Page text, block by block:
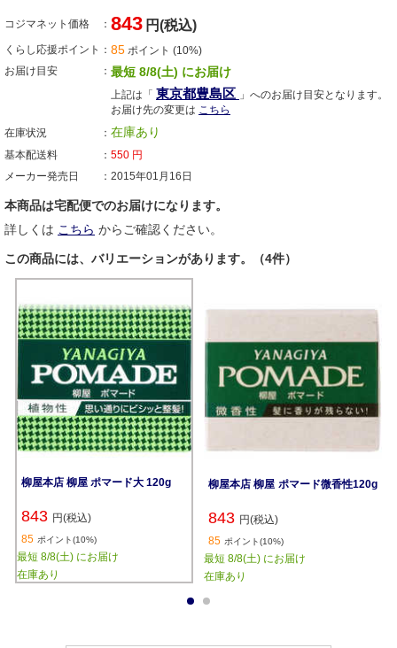
コジマネット価格 843 円(税込)
くらし応援ポイント 85 ポイント (10%)
お届け目安
最短 8/8(土) にお届け
上記は「 東京都豊島区 」へのお届け目安となります。
お届け先の変更は こちら
在庫状況
在庫あり
基本配送料 550 円
メーカー発売日
2015年01月16日
本商品は宅配便でのお届けになります。
詳しくは こちら からご確認ください。
この商品には、バリエーションがあります。（4件）
柳屋本店 柳屋 ポマード大 120g
843 円(税込)
85 ポイント(10%)
最短 8/8(土) にお届け
在庫あり
柳屋本店 柳屋 ポマード微香性120g
843 円(税込)
85 ポイント(10%)
最短 8/8(土) にお届け
在庫あり